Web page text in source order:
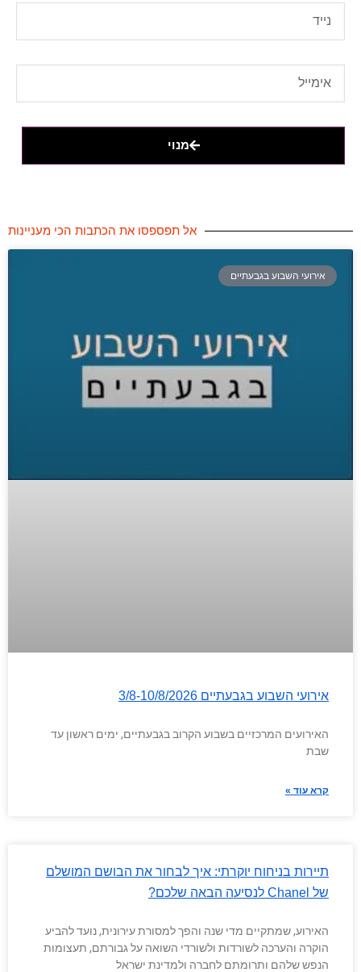
מנוי
אל תפספסו את הכתבות הכי מעניינות
אירועי השבוע בגבעתיים
אירועי השבוע בגבעתיים 3/8-10/8/2026
האירועים המרכזיים בשבוע הקרוב בגבעתיים, ימים ראשון עד
שבת
קרא עוד »
תיירות בניחוח יוקרתי: איך לבחור את הבושם המושלם
של Chanel לנסיעה הבאה שלכם?
האירוע, שמתקיים מדי שנה והפך למסורת עירונית, נועד להביע
הוקרה והערכה לשורדות ולשורדי השואה על גבורתם, תעצומות
הנפש שלהם ותרומתם לחברה ולמדינת ישראל